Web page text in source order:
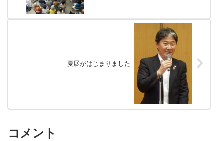
夏展がはじまりました
コメント